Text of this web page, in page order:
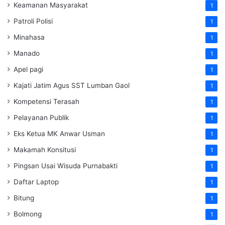
Keamanan Masyarakat 1
Patroli Polisi 1
Minahasa 1
Manado 1
Apel pagi 1
Kajati Jatim Agus SST Lumban Gaol 1
Kompetensi Terasah 1
Pelayanan Publik 1
Eks Ketua MK Anwar Usman 1
Makamah Konsitusi 1
Pingsan Usai Wisuda Purnabakti 1
Daftar Laptop 1
Bitung 1
Bolmong 1